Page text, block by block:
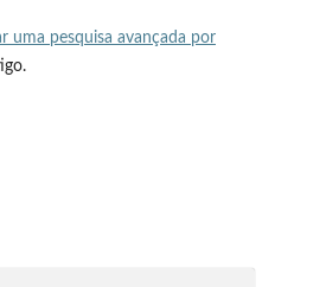
uma pesquisa avançada por